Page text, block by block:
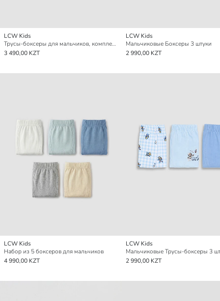
LCW Kids
Трусы-боксеры для мальчиков, комплект из 3 штук
3 490,00 KZT
LCW Kids
Мальчиковые Боксеры 3 штуки
2 990,00 KZT
LCW Kids
Набор из 5 боксеров для мальчиков
4 990,00 KZT
LCW Kids
Мальчиковые Трусы-боксеры 3
2 990,00 KZT